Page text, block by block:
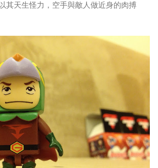
其天生怪力，空手與敵人做近身的肉搏